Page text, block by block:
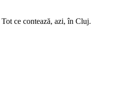
ce contează, azi, în Cluj.